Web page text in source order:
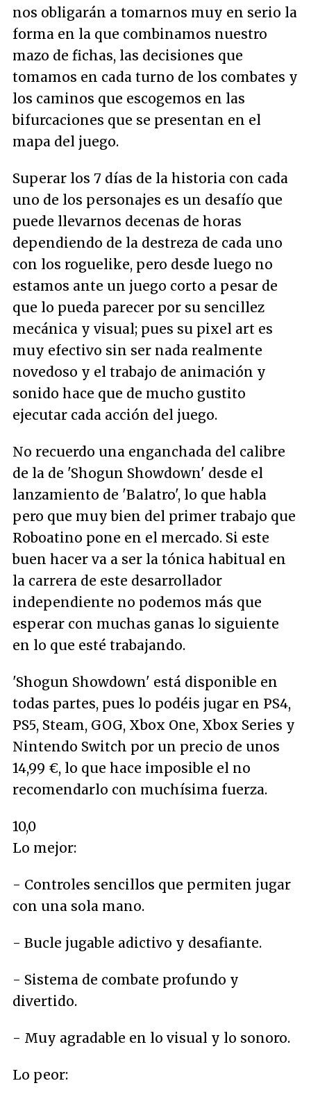
nos obligarán a tomarnos muy en serio la
forma en la que combinamos nuestro
mazo de fichas, las decisiones que
tomamos en cada turno de los combates y
los caminos que escogemos en las
bifurcaciones que se presentan en el
mapa del juego.
Superar los 7 días de la historia con cada
uno de los personajes es un desafío que
puede llevarnos decenas de horas
dependiendo de la destreza de cada uno
con los roguelike, pero desde luego no
estamos ante un juego corto a pesar de
que lo pueda parecer por su sencillez
mecánica y visual; pues su pixel art es
muy efectivo sin ser nada realmente
novedoso y el trabajo de animación y
sonido hace que de mucho gustito
ejecutar cada acción del juego.
No recuerdo una enganchada del calibre
de la de 'Shogun Showdown' desde el
lanzamiento de 'Balatro', lo que habla
pero que muy bien del primer trabajo que
Roboatino pone en el mercado. Si este
buen hacer va a ser la tónica habitual en
la carrera de este desarrollador
independiente no podemos más que
esperar con muchas ganas lo siguiente
en lo que esté trabajando.
'Shogun Showdown' está disponible en
todas partes, pues lo podéis jugar en PS4,
PS5, Steam, GOG, Xbox One, Xbox Series y
Nintendo Switch por un precio de unos
14,99 €, lo que hace imposible el no
recomendarlo con muchísima fuerza.
10,0
Lo mejor:
- Controles sencillos que permiten jugar
con una sola mano.
- Bucle jugable adictivo y desafiante.
- Sistema de combate profundo y
divertido.
- Muy agradable en lo visual y lo sonoro.
Lo peor: